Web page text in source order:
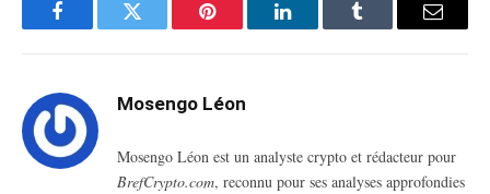
FacebookTwitter Pinterest LinkedInTumblr Email
Mosengo Léon
Mosengo Léon est un analyste crypto et rédacteur pour
BrefCrypto.com, reconnu pour ses analyses approfondies